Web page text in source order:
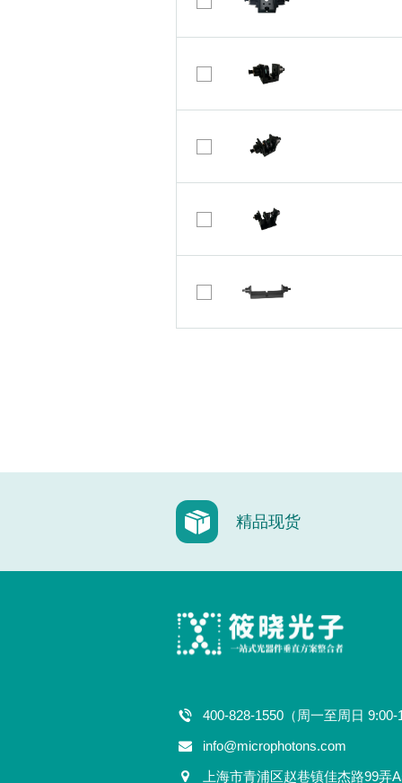
精品现货
400-828-1550（周一至周日 9:00-
info@microphotons.com
上海市青浦区赵巷镇佳杰路99弄